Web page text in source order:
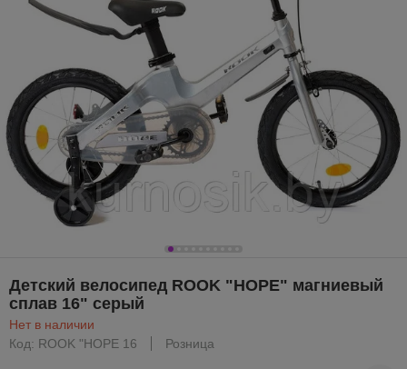
Детский велосипед ROOK "HOPE" магниевый
сплав 16" серый
Нет в наличии
Код: ROOK "HOPE 16
Розница